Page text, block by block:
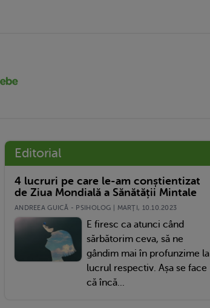
Editorial
4 lucruri pe care le-am conștientizat
de Ziua Mondială a Sănătății Mintale
ANDREEA GUICĂ - PSIHOLOG | MARŢI, 10.10.2023
E firesc ca atunci când
sărbătorim ceva, să ne
gândim mai în profunzime la
lucrul respectiv. Așa se face
că încă...